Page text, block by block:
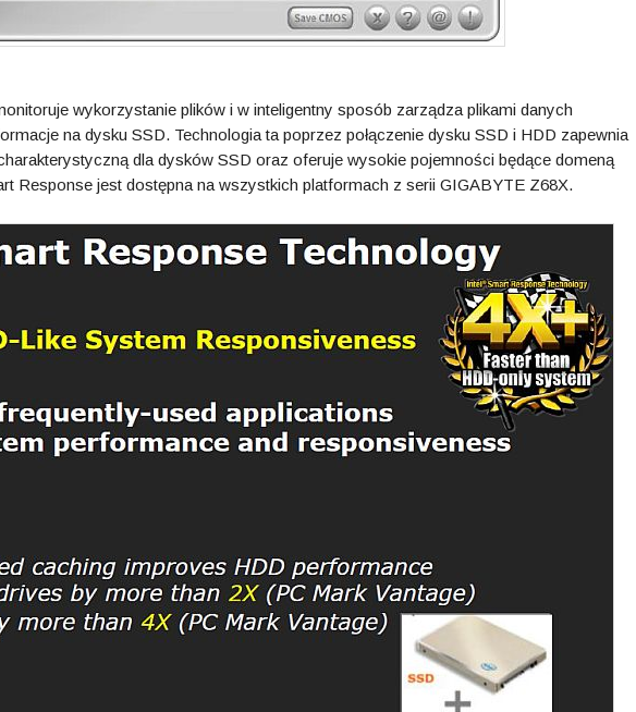
wykorzystanie plików i w inteligentny sposób zarządza plikami danych
na dysku SSD. Technologia ta poprzez połączenie dysku SSD i HDD zapewnia
dla dysków SSD oraz oferuje wysokie pojemności będące domeną
Response jest dostępna na wszystkich platformach z serii GIGABYTE Z68X.